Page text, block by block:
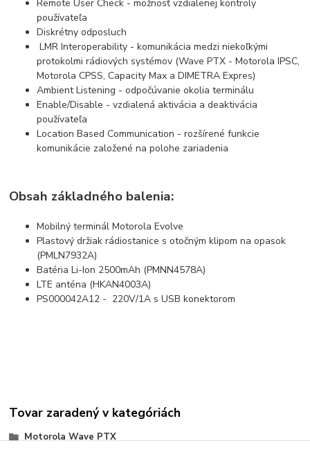
Remote User Check - možnosť vzdialenej kontroly
používateľa
Diskrétny odposluch
LMR Interoperability - komunikácia medzi niekoľkými
protokolmi rádiových systémov (Wave PTX - Motorola IPSC,
Motorola CPSS, Capacity Max a DIMETRA Expres)
Ambient Listening - odpočúvanie okolia terminálu
Enable/Disable - vzdialená aktivácia a deaktivácia
používateľa
Location Based Communication - rozšírené funkcie
komunikácie založené na polohe zariadenia
Obsah základného balenia:
Mobilný terminál Motorola Evolve
Plastový držiak rádiostanice s otočným klipom na opasok
(PMLN7932A)
Batéria Li-Ion 2500mAh (PMNN4578A)
LTE anténa (HKAN4003A)
PS000042A12 - 220V/1A s USB konektorom
Tovar zaradený v kategóriách
Motorola Wave PTX